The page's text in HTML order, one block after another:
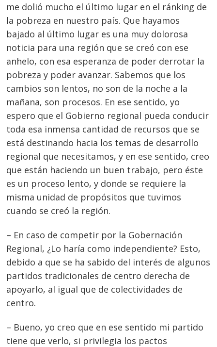
me dolió mucho el último lugar en el ránking de
la pobreza en nuestro país. Que hayamos
bajado al último lugar es una muy dolorosa
noticia para una región que se creó con ese
anhelo, con esa esperanza de poder derrotar la
pobreza y poder avanzar. Sabemos que los
cambios son lentos, no son de la noche a la
mañana, son procesos. En ese sentido, yo
espero que el Gobierno regional pueda conducir
toda esa inmensa cantidad de recursos que se
está destinando hacia los temas de desarrollo
regional que necesitamos, y en ese sentido, creo
que están haciendo un buen trabajo, pero éste
es un proceso lento, y donde se requiere la
misma unidad de propósitos que tuvimos
cuando se creó la región.
– En caso de competir por la Gobernación
Regional, ¿Lo haría como independiente? Esto,
debido a que se ha sabido del interés de algunos
partidos tradicionales de centro derecha de
apoyarlo, al igual que de colectividades de
centro.
– Bueno, yo creo que en ese sentido mi partido
tiene que verlo, si privilegia los pactos